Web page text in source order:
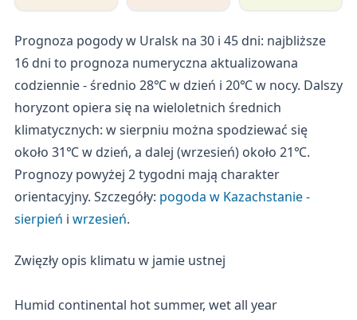
Prognoza pogody w Uralsk na 30 i 45 dni: najbliższe
16 dni to prognoza numeryczna aktualizowana
codziennie - średnio 28℃ w dzień i 20℃ w nocy. Dalszy
horyzont opiera się na wieloletnich średnich
klimatycznych: w sierpniu można spodziewać się
około 31℃ w dzień, a dalej (wrzesień) około 21℃.
Prognozy powyżej 2 tygodni mają charakter
orientacyjny. Szczegóły: pogoda w Kazachstanie -
sierpień i wrzesień.
Zwięzły opis klimatu w jamie ustnej
Humid continental hot summer, wet all year